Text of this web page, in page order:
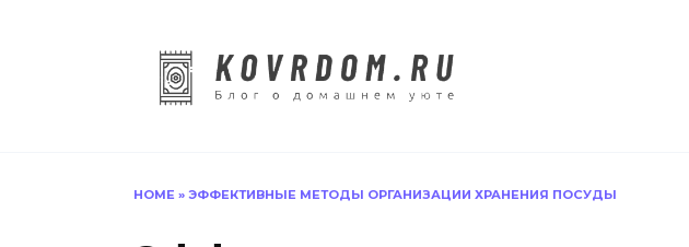
HOME » ЭФФЕКТИВНЫЕ МЕТОДЫ ОРГАНИЗАЦИИ ХРАНЕНИЯ ПОСУДЫ